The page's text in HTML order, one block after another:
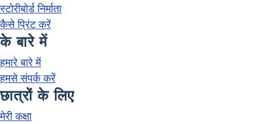
स्टोरीबोर्ड निर्माता
कैसे प्रिंट करें
के बारे में
हमारे बारे में
हमसे संपर्क करें
छात्रों के लिए
मेरी कक्षा